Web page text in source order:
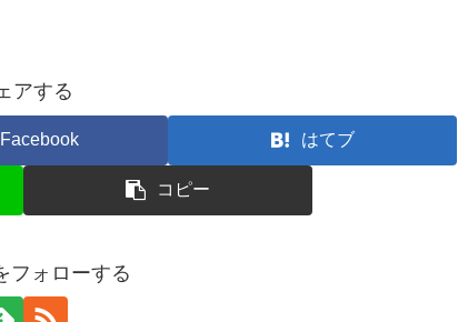
アする
Facebook はてブ
コピー
フォローする